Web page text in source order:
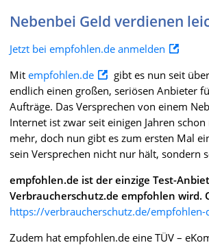
Nebenbei Geld verdienen
Jetzt bei empfohlen.de anmelden
Mit empfohlen.de
gibt es nun seit
endlich einen großen, seriösen Anbieter
Aufträge. Das Versprechen von einem
Internet ist zwar seit einigen Jahren schon
mehr, doch nun gibt es zum ersten Mal
sein Versprechen nicht nur hält, sondern
empfohlen.de ist der einzige Test-
Verbraucherschutz.de empfohlen wird.
https://verbraucherschutz.de/empfohlen-
Zudem hat empfohlen.de eine TÜV –